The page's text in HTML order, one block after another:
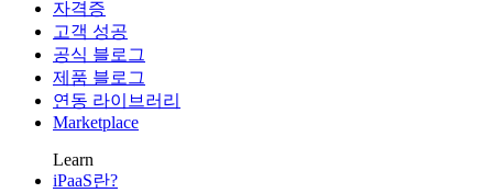
자격증
고객 성공
공식 블로그
제품 블로그
연동 라이브러리
Marketplace
Learn
iPaaS란?